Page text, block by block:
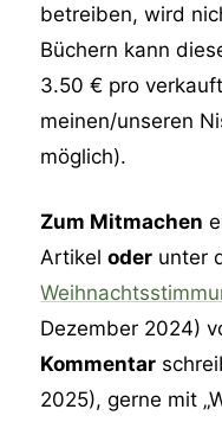
betreiben, wird
Büchern kann
3.50 € pro
meinen/unseren
möglich).
Zum Mitmachen
Artikeloder unter
Dezember 2024)
Kommentar
2025), gerne mit